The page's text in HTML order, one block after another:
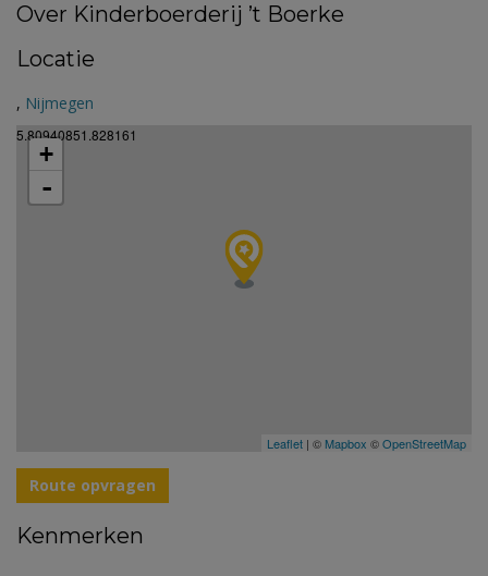
Over Kinderboerderij ’t Boerke
Locatie
, Nijmegen
5.80940851.828161
+
-
Leaflet | © Mapbox ©OpenStreetMap
Route opvragen
Kenmerken